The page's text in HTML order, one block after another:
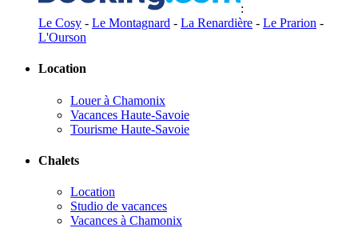
:
Le Cosy - Le Montagnard - La Renardière - Le Prarion -
L'Ourson
Location
Louer à Chamonix
Vacances Haute-Savoie
Tourisme Haute-Savoie
Chalets
Location
Studio de vacances
Vacances à Chamonix